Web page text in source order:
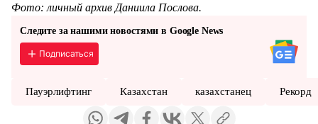
Фото: личный архив Даниила Послова.
Следите за нашими новостями в Google News
Подписаться
Пауэрлифтинг Казахстан казахстанец Рекорд